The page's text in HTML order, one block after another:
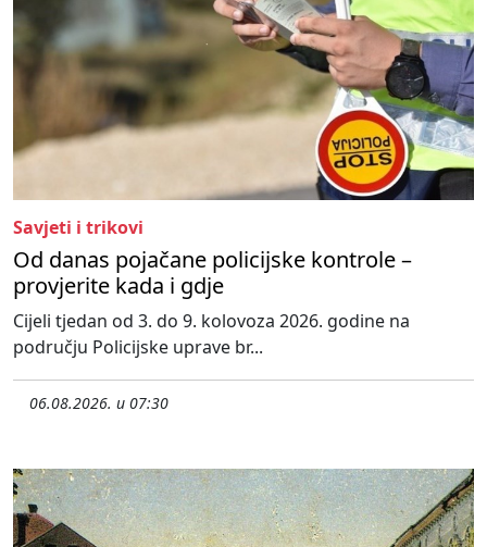
Savjeti i trikovi
Od danas pojačane policijske kontrole –
provjerite kada i gdje
Cijeli tjedan od 3. do 9. kolovoza 2026. godine na
području Policijske uprave br...
06.08.2026. u 07:30